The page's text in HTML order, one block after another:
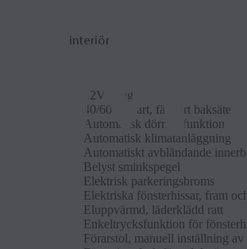
interiör
12V ut­tag
40/60 del­bart, fäll­bart bak­säte
Auto­mat­isk dör­rlås-funk­tion
Auto­mat­isk klimatan­läggn­ing
Auto­mat­iskt avbländande
Belyst smink­spe­gel
Elek­trisk park­er­ings­broms
Elek­triska fön­sterhis­sar, fram
Elup­pvärmd, läder­klädd ratt
En­keltrycks­funk­tion för
Förarstol, manuell in­ställ­n­ing